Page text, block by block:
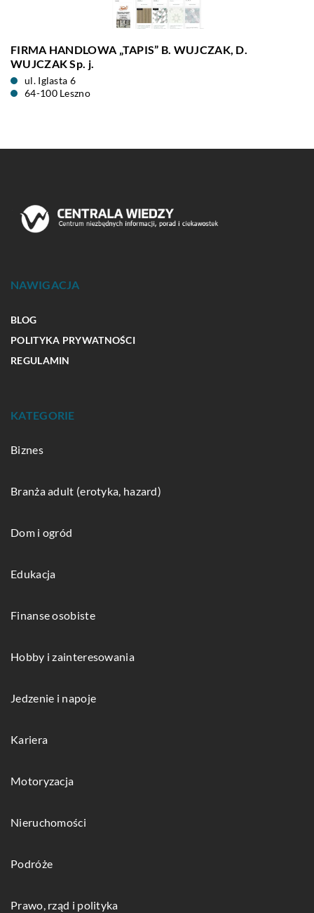
FIRMA HANDLOWA „TAPIS” B. WUJCZAK, D.
WUJCZAK Sp. j.
ul. Iglasta 6
64-100 Leszno
NAWIGACJA
BLOG
POLITYKA PRYWATNOŚCI
REGULAMIN
KATEGORIE
Biznes
Branża adult (erotyka, hazard)
Dom i ogród
Edukacja
Finanse osobiste
Hobby i zainteresowania
Jedzenie i napoje
Kariera
Motoryzacja
Nieruchomości
Podróże
Prawo, rząd i polityka